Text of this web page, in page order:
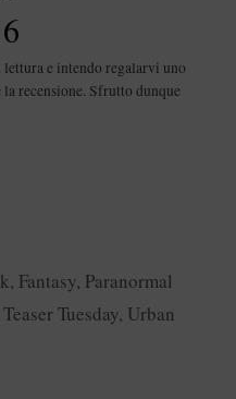
e intendo regalarvi uno
recensione. Sfrutto dunque
, Fantasy, Paranormal
Teaser Tuesday, Urban